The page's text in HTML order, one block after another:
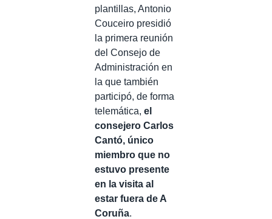
plantillas, Antonio
Couceiro presidió
la primera reunión
del Consejo de
Administración en
la que también
participó, de forma
telemática, el
consejero Carlos
Cantó, único
miembro que no
estuvo presente
en la visita al
estar fuera de A
Coruña.